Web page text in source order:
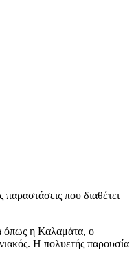
που διαθέτει
όπως η Καλαμάτα, ο
Η πολυετής παρουσία